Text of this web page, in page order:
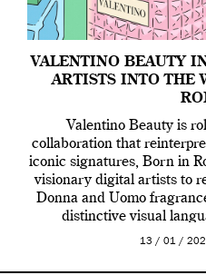
VALENTINO BEAUTY
ARTISTS INTO THE
Valentino Beauty is
collaboration that
iconic signatures, Born in
visionary digital artists to
Donna and Uomo
distinctive visual
emblematic design into
13 / 01 /